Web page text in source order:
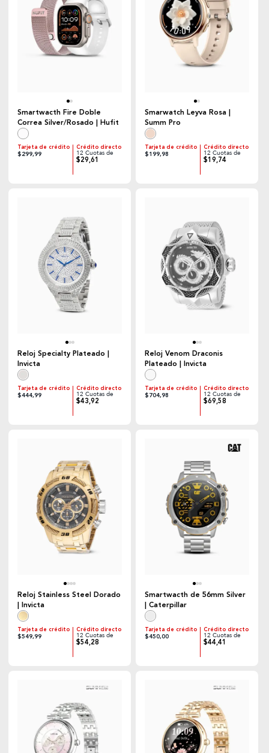
Smartwacth Fire Doble
Correa Silver/Rosado | Hufit
Tarjeta de crédito
$299,99
Crédito directo
12 Cuotas de
$29,61
Smarwatch Leyva Rosa |
Summ Pro
Tarjeta de crédito
$199,98
Crédito directo
12 Cuotas de
$19,74
Reloj Specialty Plateado |
Invicta
Tarjeta de crédito
$444,99
Crédito directo
12 Cuotas de
$43,92
Reloj Venom Draconis
Plateado | Invicta
Tarjeta de crédito
$704,98
Crédito directo
12 Cuotas de
$69,58
Reloj Stainless Steel Dorado
| Invicta
Tarjeta de crédito
$549,99
Crédito directo
12 Cuotas de
$54,28
Smartwacth de 56mm Silver
| Caterpillar
Tarjeta de crédito
$450,00
Crédito directo
12 Cuotas de
$44,41